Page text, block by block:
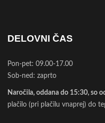
DELOVNI ČAS
Pon-pet: 09.00-17.00
Sob-ned: zaprto
Naročila, oddana do 15:30, so
plačilo (pri plačilu vnaprej) do